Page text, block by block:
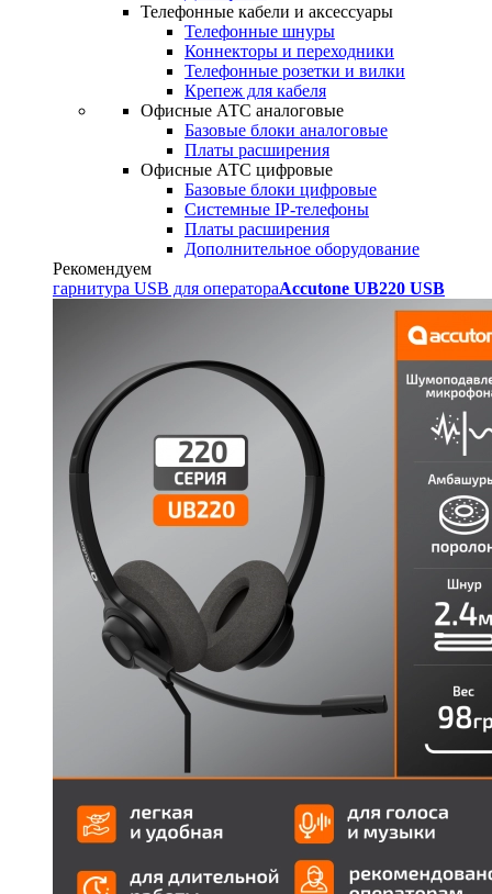
Телефонные кабели и аксессуары
Телефонные шнуры
Коннекторы и переходники
Телефонные розетки и вилки
Крепеж для кабеля
Офисные АТС аналоговые
Базовые блоки аналоговые
Платы расширения
Офисные АТС цифровые
Базовые блоки цифровые
Системные IP-телефоны
Платы расширения
Дополнительное оборудование
Рекомендуем
гарнитура USB для оператораAccutone UB220 USB